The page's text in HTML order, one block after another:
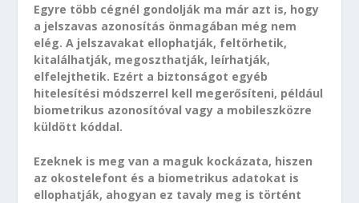
Egyre több cégnél gondolják ma már azt is, hogy
a jelszavas azonosítás önmagában még nem
elég. A jelszavakat ellophatják, feltörhetik,
kitalálhatják, megoszthatják, leírhatják,
elfelejthetik. Ezért a biztonságot egyéb
hitelesítési módszerrel kell megerősíteni, például
biometrikus azonosítóval vagy a mobileszközre
küldött kóddal.
Ezeknek is meg van a maguk kockázata, hiszen
az okostelefont és a biometrikus adatokat is
ellophatják, ahogyan ez tavaly meg is történt